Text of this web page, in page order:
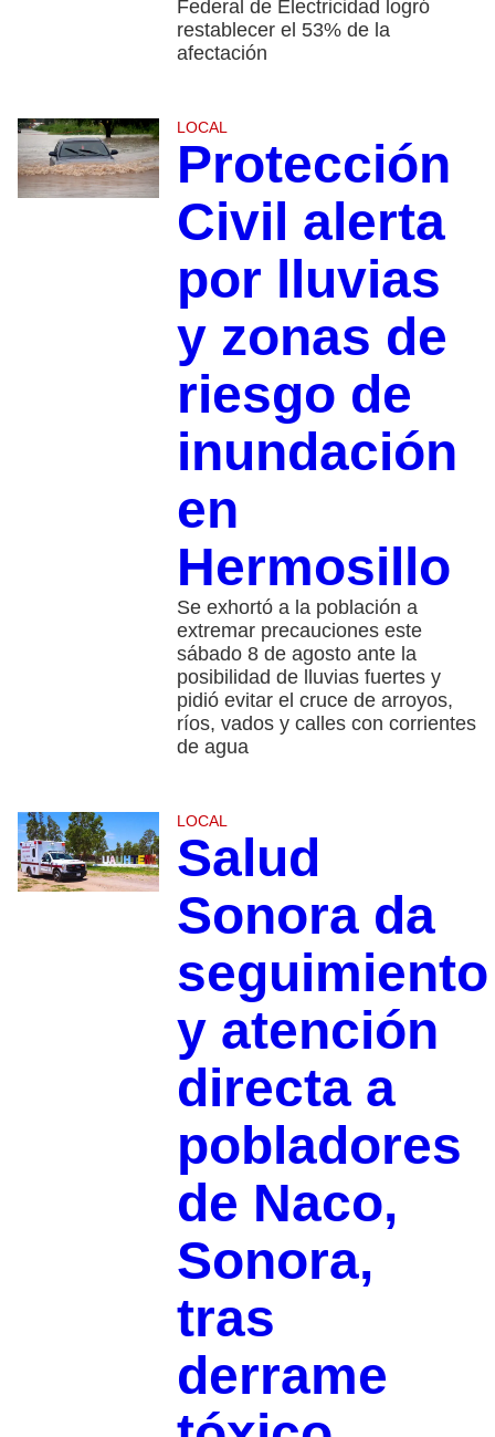
Federal de Electricidad logró
restablecer el 53% de la
afectación
LOCAL
Protección
Civil alerta
por lluvias
y zonas de
riesgo de
inundación
en
Hermosillo
Se exhortó a la población a
extremar precauciones este
sábado 8 de agosto ante la
posibilidad de lluvias fuertes y
pidió evitar el cruce de arroyos,
ríos, vados y calles con corrientes
de agua
LOCAL
Salud
Sonora da
seguimiento
y atención
directa a
pobladores
de Naco,
Sonora,
tras
derrame